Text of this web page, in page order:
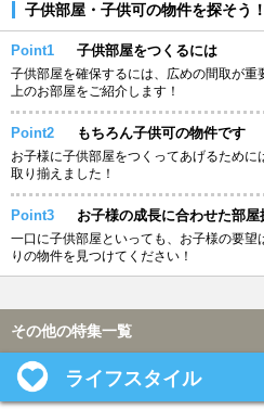
子供部屋・子供可の物件を探そう！
Point1 子供部屋をつくるには
子供部屋を確保するには、広めの間取が
上のお部屋をご紹介します！
Point2 もちろん子供可の物件です
お子様に子供部屋をつくってあげるため
取り揃えました！
Point3 お子様の成長に合わせた部屋
一口に子供部屋といっても、お子様の要望
りの物件を見つけてください！
その他の特集一覧
ライフスタイル